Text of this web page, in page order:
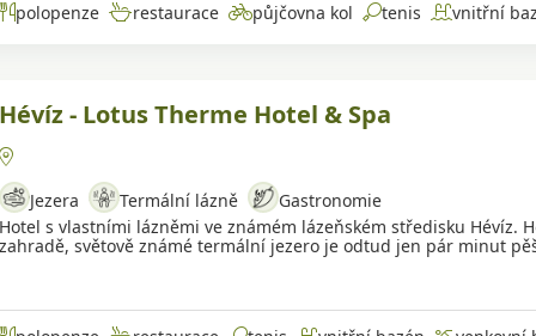
polopenze restaurace půjčovna kol tenis
vnitřní
Hévíz - Lotus Therme Hotel & Spa
Jezera Termální lázně
Gastronomie
Hotel s vlastními lázněmi ve známém lázeňském středisku Hévíz.
zahradě, světově známé termální jezero je odtud jen pár minut